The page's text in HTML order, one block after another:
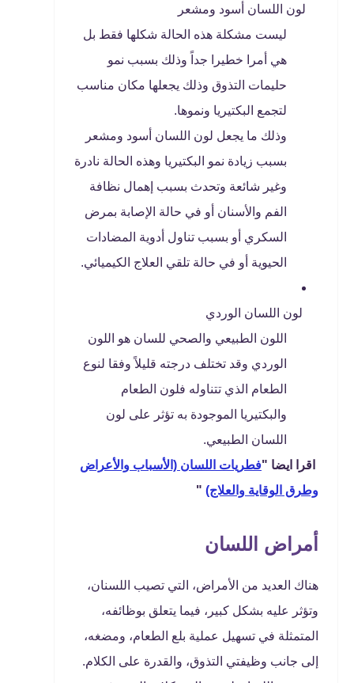
لون اللسان أسود ومشعر
ليست مشكلة هذه الحالة شكلها فقط بل
هي أمرا خطيرا جداً وذلك بسبب نمو
حليمات التذوق وذلك يجعلها مكان مناسب
لتجمع البكتيريا ونموها.
وذلك ما يجعل لون اللسان أسود ومشعر
بسبب زيادة نمو البكتيريا وهذه الحالة نادرة
وغير شائعة وتحدث بسبب إهمال نظافة
الفم والأسنان أو في حالة الإصابة بمرض
السكري أو بسبب تناول أدوية المضادات
الحيوية أو في حالة تلقي العلاج الكيميائي.
لون اللسان الوردي
اللون الطبيعي والصحي للسان هو اللون
الوردي وقد تختلف درجته قليلاً وفقا لنوع
الطعام الذي تتناوله فلون الطعام
والبكتيريا الموجودة به تؤثر على لون
اللسان الطبيعي.
اقرا ايضا "فطريات اللسان (الأسباب والأعراض
وطرق الوقاية والعلاج) "
أمراض اللسان
هناك العديد من الأمراض، التي تصيب اللسنان،
وتؤثر عليه بشكل كبير، فيما يتعلق بوظائفه،
المتمثلة في تسهيل عملية بلع الطعام، ومضغه،
إلى جانب وظيفتي التذوق، والقدرة على الكلام.